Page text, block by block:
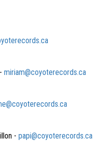
miriam@coyoterecords.ca
- papi@coyoterecords.ca